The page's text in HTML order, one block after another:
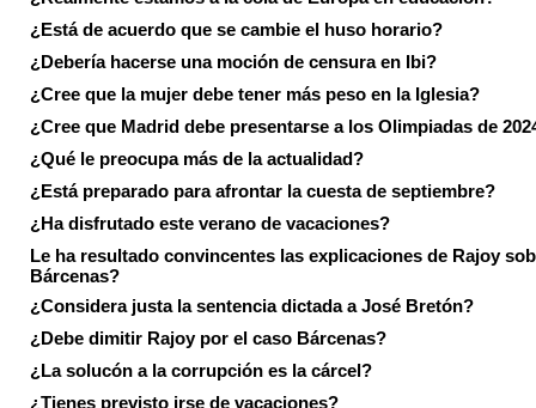
¿Está de acuerdo que se cambie el huso horario?
¿Debería hacerse una moción de censura en Ibi?
¿Cree que la mujer debe tener más peso en la Iglesia?
¿Cree que Madrid debe presentarse a los Olimpiadas de
¿Qué le preocupa más de la actualidad?
¿Está preparado para afrontar la cuesta de septiembre?
¿Ha disfrutado este verano de vacaciones?
Le ha resultado convincentes las explicaciones de Rajoy
Bárcenas?
¿Considera justa la sentencia dictada a José Bretón?
¿Debe dimitir Rajoy por el caso Bárcenas?
¿La solucón a la corrupción es la cárcel?
¿Tienes previsto irse de vacaciones?